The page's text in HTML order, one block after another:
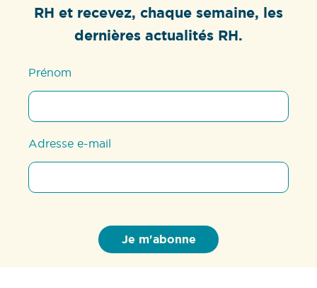
RH et recevez, chaque semaine, les
dernières actualités RH.
Prénom
Adresse e-mail